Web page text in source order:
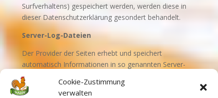
Cookie-Zustimmung
verwalten
Surfverhaltens) gespeichert werden, werden diese in
dieser Datenschutzerklärung gesondert behandelt.
Server-Log-Dateien
Der Provider der Seiten erhebt und speichert
automatisch Informationen in so genannten Server-
Log-Dateien, die Ihr Browser automatisch an uns
übermittelt. Dies sind: